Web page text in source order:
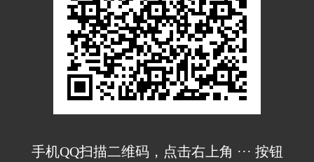
手机QQ扫描二维码，点击右上角 ··· 按钮